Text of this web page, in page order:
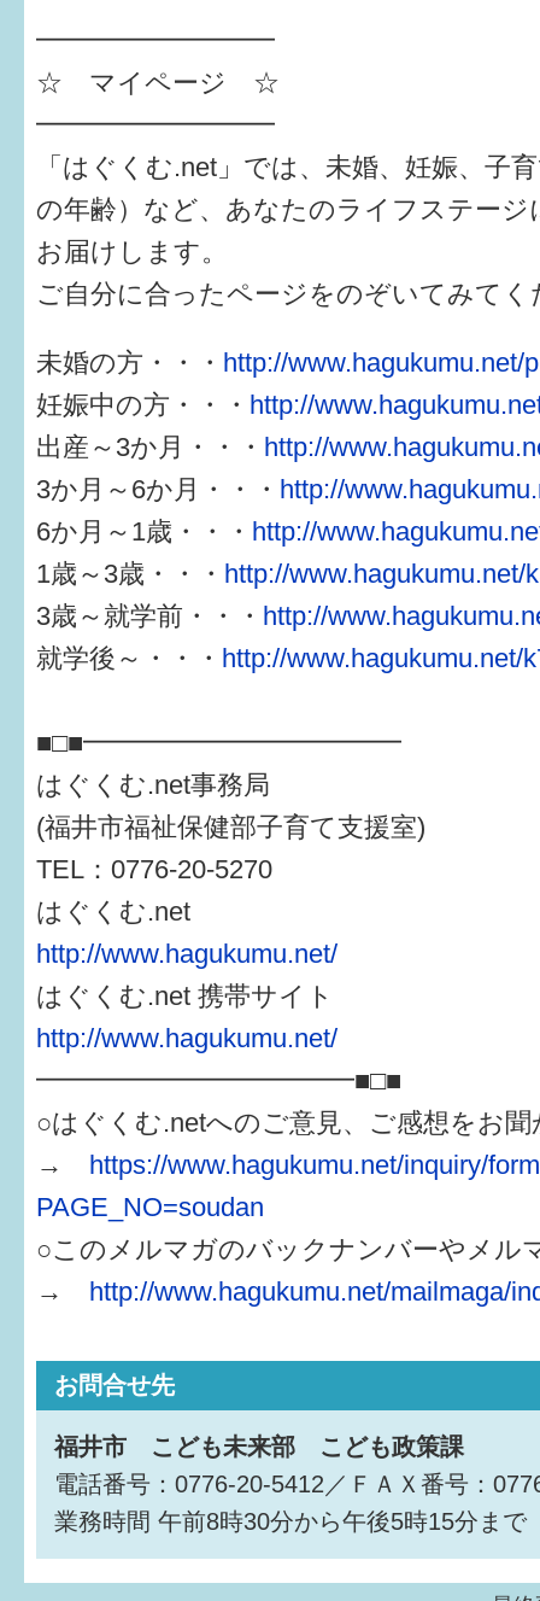
━━━━━━━━━
☆ マイページ ☆
━━━━━━━━━
「はぐくむ.net」では、未婚、妊娠、子
の年齢）など、あなたのライフステージ
お届けします。
ご自分に合ったページをのぞいてみてく
未婚の方・・・ http://www.hagukumu.net/
妊娠中の方・・・ http://
出産～3か月・・・ http://
3か月～6か月・・・ http://
6か月～1歳・・・ http://
1歳～3歳・・・ http://www.hagukumu.net/
3歳～就学前・・・ http://
就学後～・・・ http://www.hagukumu.net/
■□■━━━━━━━━━━━━
はぐくむ.net事務局
(福井市福祉保健部子育て支援室)
TEL：0776-20-5270
はぐくむ.net
http://www.hagukumu.net/
はぐくむ.net 携帯サイト
http://www.hagukumu.net/
━━━━━━━━━━━━■□■
○はぐくむ.netへのご意見、ご感想をお
→ https://www.hagukumu.net/inquiry/
PAGE_NO=soudan
○このメルマガのバックナンバーやメル
→ http://www.hagukumu.net/mailmaga/
お問合せ先
福井市 こども未来部 こども政策課
電話番号：0776-20-5412／ＦＡＸ番号：
業務時間 午前8時30分から午後5時15分まで